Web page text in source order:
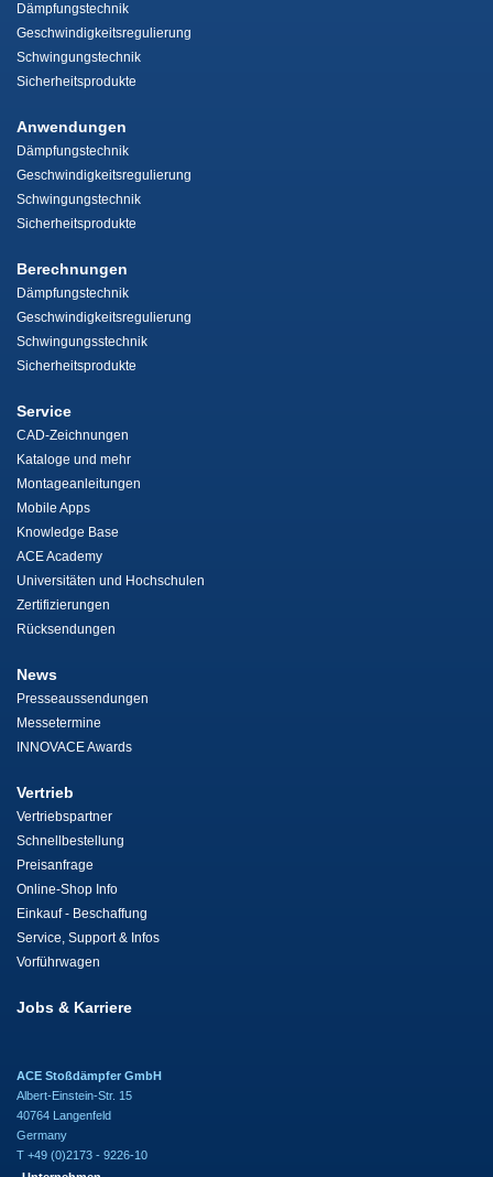
Dämpfungstechnik
Geschwindigkeitsregulierung
Schwingungstechnik
Sicherheitsprodukte
Anwendungen
Dämpfungstechnik
Geschwindigkeitsregulierung
Schwingungstechnik
Sicherheitsprodukte
Berechnungen
Dämpfungstechnik
Geschwindigkeitsregulierung
Schwingungsstechnik
Sicherheitsprodukte
Service
CAD-Zeichnungen
Kataloge und mehr
Montageanleitungen
Mobile Apps
Knowledge Base
ACE Academy
Universitäten und Hochschulen
Zertifizierungen
Rücksendungen
News
Presseaussendungen
Messetermine
INNOVACE Awards
Vertrieb
Vertriebspartner
Schnellbestellung
Preisanfrage
Online-Shop Info
Einkauf - Beschaffung
Service, Support & Infos
Vorführwagen
Jobs & Karriere
ACE Stoßdämpfer GmbH
Albert-Einstein-Str. 15
40764 Langenfeld
Germany
T +49 (0)2173 - 9226-10